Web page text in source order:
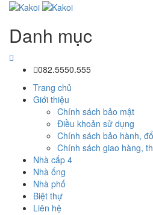
Danh mục
082.5550.555
Trang chủ
Giới thiệu
Chính sách bảo mật
Điều khoản sử dụng
Chính sách bảo hành,
Chính sách giao hàng,
Nhà cấp 4
Nhà ống
Nhà phố
Biệt thự
Liên hệ